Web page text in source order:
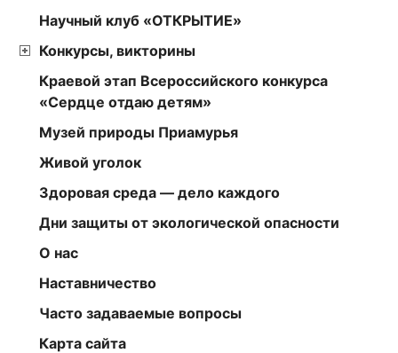
Научный клуб «ОТКРЫТИЕ»
Конкурсы, викторины
Краевой этап Всероссийского конкурса
«Сердце отдаю детям»
Музей природы Приамурья
Живой уголок
Здоровая среда — дело каждого
Дни защиты от экологической опасности
О нас
Наставничество
Часто задаваемые вопросы
Карта сайта